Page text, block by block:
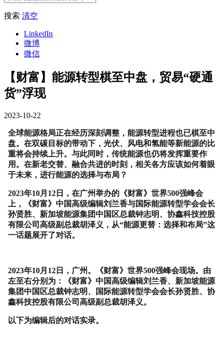
搜索 清空
LinkedIn
微博
微信
【财富】能源转型棋至中盘，贸易“硬通
货”浮现
2023-10-22
全球能源格局正在经历深刻调整，能源转型进程也已棋至中
盘。在双碳目标的带动下，光伏、风电和氢能等新能源的比
重将会持续上升。与此同时，传统能源也仍将发挥重要作
用。在新老交替、融合共进的时刻，相关各方应该如何着眼
于未来，进行能源的选择与布局？
2023年10月 12 日，在广州举办的《财富》世界500强峰会
上，《财富》中国高级编辑刘兰香与国际能源转型学会会长
孙贤胜、新加坡能源集团中国区总裁钟志明、协鑫科技控股
有限公司高级副总裁胡泽义，从“能源更替：选择和布局”这
一话题展开了对话。
2023年10月 12 日，广州。《财富》世界500强峰会现场。由
左至右分别为：《财富》中国高级编辑刘兰香、新加坡能源
集团中国区总裁钟志明、国际能源转型学会会长孙贤胜、协
鑫科技控股有限公司高级副总裁胡泽义。
以下为编辑后的对话实录。